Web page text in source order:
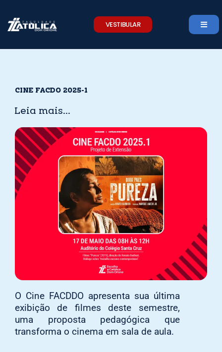
content
VESTIBULAR
CINE FACDO 2025-1
Leia mais...
O Cine FACDDO apresenta sua última
exibição de filmes deste semestre,
uma proposta pedagógica que
transforma o cinema em sala de aula.